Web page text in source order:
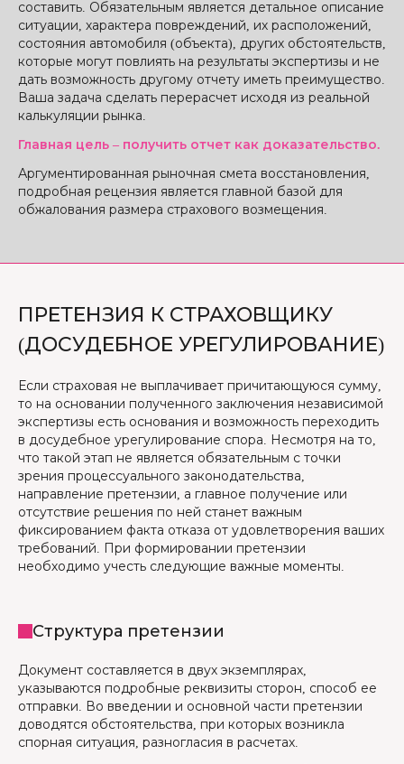
составить. Обязательным является детальное описание
ситуации, характера повреждений, их расположений,
состояния автомобиля (объекта), других обстоятельств,
которые могут повлиять на результаты экспертизы и не
дать возможность другому отчету иметь преимущество.
Ваша задача сделать перерасчет исходя из реальной
калькуляции рынка.
Главная цель – получить отчет как доказательство.
Аргументированная рыночная смета восстановления,
подробная рецензия является главной базой для
обжалования размера страхового возмещения.
ПРЕТЕНЗИЯ К СТРАХОВЩИКУ
(ДОСУДЕБНОЕ УРЕГУЛИРОВАНИЕ)
Если страховая не выплачивает причитающуюся сумму,
то на основании полученного заключения независимой
экспертизы есть основания и возможность переходить
в досудебное урегулирование спора. Несмотря на то,
что такой этап не является обязательным с точки
зрения процессуального законодательства,
направление претензии, а главное получение или
отсутствие решения по ней станет важным
фиксированием факта отказа от удовлетворения ваших
требований. При формировании претензии
необходимо учесть следующие важные моменты.
Структура претензии
Документ составляется в двух экземплярах,
указываются подробные реквизиты сторон, способ ее
отправки. Во введении и основной части претензии
доводятся обстоятельства, при которых возникла
спорная ситуация, разногласия в расчетах.